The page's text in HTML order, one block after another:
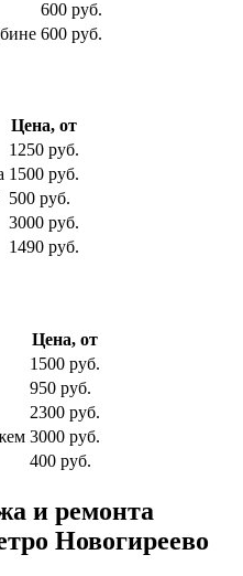
600 руб.
600 руб.
Цена, от
1250 руб.
1500 руб.
500 руб.
3000 руб.
1490 руб.
Цена, от
1500 руб.
950 руб.
2300 руб.
3000 руб.
400 руб.
и ремонта
Новогиреево